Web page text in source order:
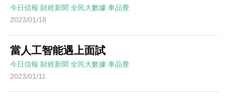
今日信報 財經新聞 全民大數據 車品覺
2023/01/18
當人工智能遇上面試
今日信報 財經新聞 全民大數據 車品覺
2023/01/11